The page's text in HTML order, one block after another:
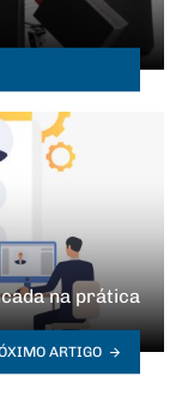
na prática
ARTIGO